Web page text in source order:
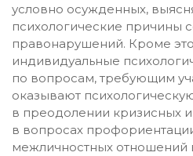
условно осужденных,
психологические причины
правонарушений. Кроме
индивидуальные
по вопросам, требующим
оказывают
в преодолении кризисных
в вопросах
межличностных отношений